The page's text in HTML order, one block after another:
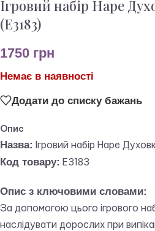
Ігровий набір Hape
(E3183)
1750 грн
Немає в наявності
Додати до списку бажань
Опис
Назва: Ігровий набір Hape
Код товару: E3183
Опис з ключовими словами:
За допомогою цього ігрового
наслідувати дорослих при